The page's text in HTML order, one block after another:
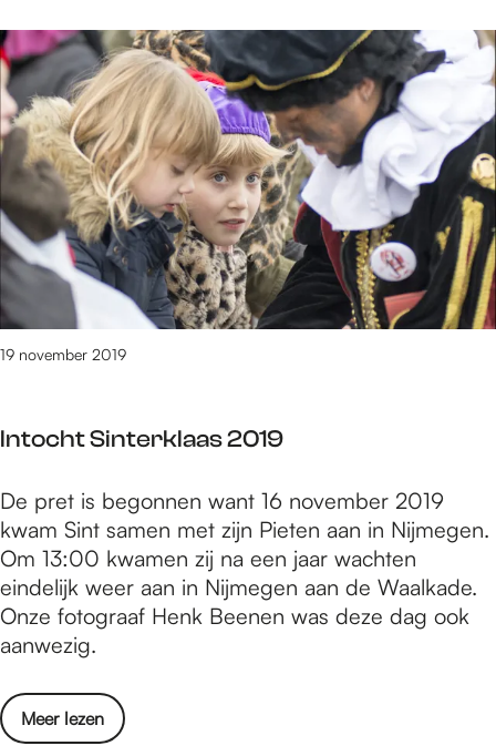
e
i
t
e
r
a
i
r
e
l
e
z
e
v
a
n
B
O
Y
A
N
r
n
t
e
r
v
i
e
w
:
d
i
e
r
a
i
r
e
e
u
Intocht Sinterklaas 2019
19 november 2019
I
n
t
o
c
h
S
i
De pret is begonnen want 16 november 2019
kwam Sint samen met zijn Pieten aan in Nijmegen.
Om 13:00 kwamen zij na een jaar wachten
eindelijk weer aan in Nijmegen aan de Waalkade.
Onze fotograaf Henk Beenen was deze dag ook
aanwezig.
Meer lezen
o
v